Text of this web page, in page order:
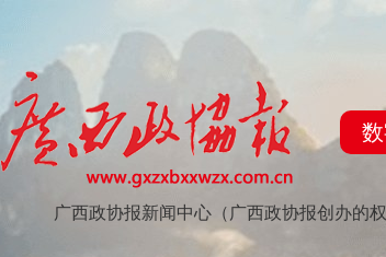
广西政协报新闻中心（广西政协报创办的